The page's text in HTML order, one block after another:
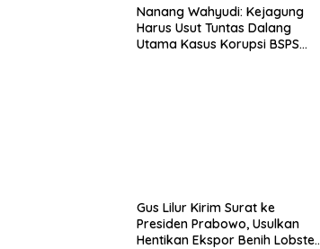
Nanang Wahyudi: Kejagung
Harus Usut Tuntas Dalang
Utama Kasus Korupsi BSPS
Gus Lilur Kirim Surat ke
Presiden Prabowo, Usulkan
Hentikan Ekspor Benih Lobster